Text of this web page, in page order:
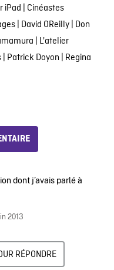
iPad | Cinéastes
| David OReilly| Don
| L'atelier
| Patrick Doyon | Regina
dont j’avais parlé à
2013
RÉPONDRE